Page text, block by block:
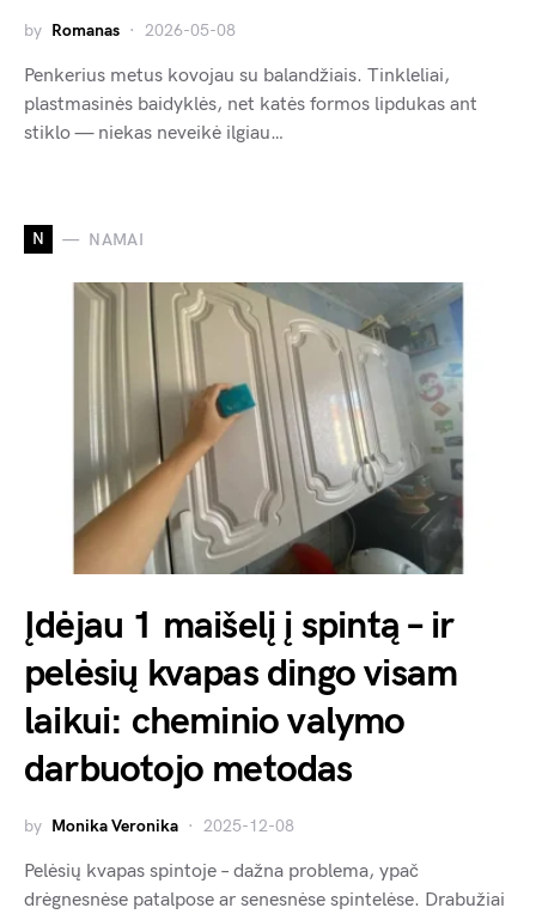
by Romanas 2026-05-08
Penkerius metus kovojau su balandžiais. Tinkleliai,
plastmasinės baidyklės, net katės formos lipdukas ant
stiklo — niekas neveikė ilgiau…
N NAMAI
Įdėjau 1 maišelį į spintą – ir
pelėsių kvapas dingo visam
laikui: cheminio valymo
darbuotojo metodas
by Monika Veronika 2025-12-08
Pelėsių kvapas spintoje – dažna problema, ypač
drėgnesnėse patalpose ar senesnėse spintelėse. Drabužiai